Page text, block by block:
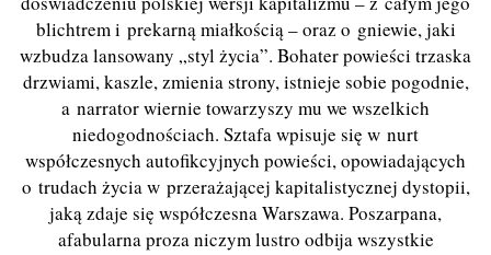
blichtrem i prekarną miałkością – oraz o gniewie, jaki
wzbudza lansowany „styl życia”. Bohater powieści trzaska
drzwiami, kaszle, zmienia strony, istnieje sobie pogodnie,
a narrator wiernie towarzyszy mu we wszelkich
niedogodnościach. Sztafa wpisuje się w nurt
współczesnych autofikcyjnych powieści, opowiadających
o trudach życia w przerażającej kapitalistycznej dystopii,
jaką zdaje się współczesna Warszawa. Poszarpana,
afabularna proza niczym lustro odbija wszystkie